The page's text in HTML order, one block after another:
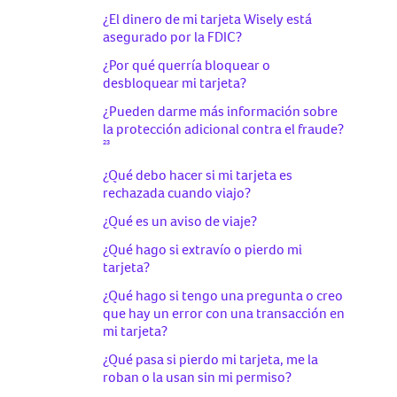
¿Cuáles son los beneficios de actualizar
¿Cuánto tiempo tomará recibir mi
¿Dónde puedo obtener la app
myWisely?
¿Es el sobre de ahorros una cuenta de
Ahorros? ¿Embolsa intereses?
¿Hay algún cargo por configurar mi
¿Hay un límite en la cantidad que se
¿Puedo automatizar mis ahorros?
¿Qué pasa si no sé el Número de Seguro
Social del nuevo miembro de la tarjeta?
¿Se cobra una tarifa por recibir depósito
directo tramprano?14
Opté por Depósito Directo Temprano.
¿Por qué no recibí mi cheque de pago 2
días antes?
Página de depósito directo temprano
Si ya tengo depósito directo
configurado, ¿es necesario optar por
recibir mi salario temprano?
¿Puedo solicitar una tarjeta para un
cónyuge o familiar?1
¿Qué son las transacciones pendientes?
o está vencida?
¿Qué sucede si olvidé mi Identificación
¿Qué sucede si olvidé mi PIN?
¿El dinero de mi tarjeta Wisely está
asegurado por la FDIC?
¿Por qué querría bloquear o
desbloquear mi tarjeta?
¿Pueden darme más información sobre
la protección adicional contra el fraude?
23
¿Qué debo hacer si mi tarjeta es
rechazada cuando viajo?
¿Qué es un aviso de viaje?
¿Qué hago si extravío o pierdo mi
tarjeta?
¿Qué hago si tengo una pregunta o creo
que hay un error con una transacción en
mi tarjeta?
¿Qué pasa si pierdo mi tarjeta, me la
roban o la usan sin mi permiso?